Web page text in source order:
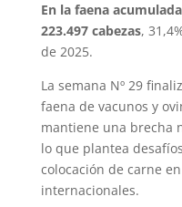
En la faena
223.497 cabezas,
de 2025.
La semana Nº 29
faena de vacunos y
mantiene una brecha
lo que plantea
colocación de carne
internacionales.